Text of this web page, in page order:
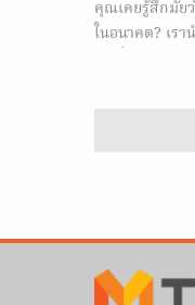
คุณเคยรู้สึกมั้ยว่
ในอนาคต? เร